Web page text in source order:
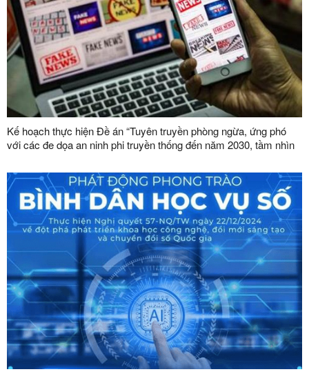
Kế hoạch thực hiện Đề án “Tuyên truyền phòng ngừa, ứng phó
với các đe dọa an ninh phi truyền thống đến năm 2030, tầm nhìn